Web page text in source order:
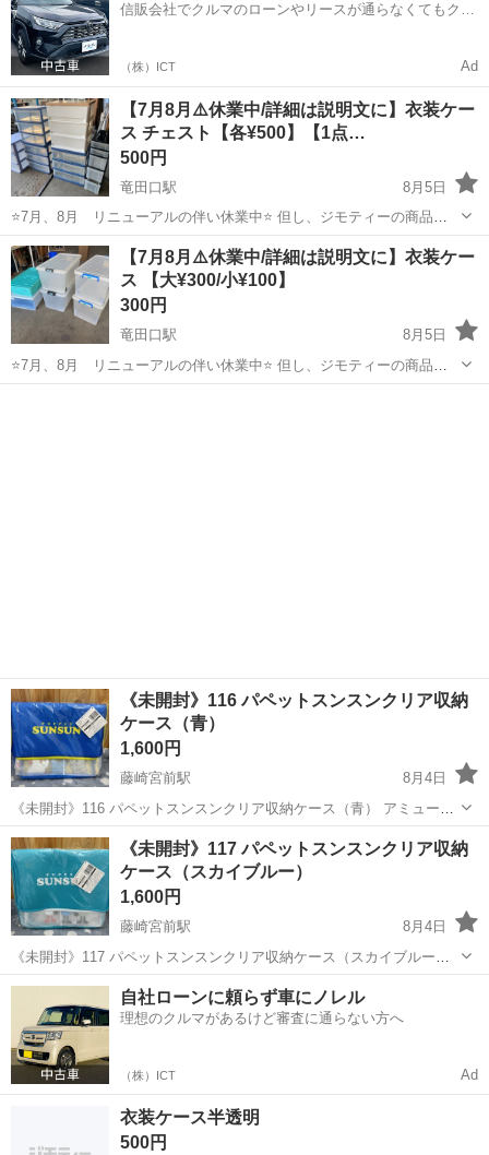
信販会社でクルマのローンやリースが通らなくてもクル
（株）ICT Ad
【7月8月⚠️休業中/詳細は説明文に】衣装ケー
ス チェスト【各¥500】【1点…
500円
竜田口駅
8月5日
⭐️7月、8月 リニューアルの伴い休業中⭐️ 但し、ジモティーの商品の
みご購入可能となります❗️ 画面をスタッフにご提示をお願い致します✨
※次回完全定休日 ➡︎ 9日※ ⋆┈┈┈┈┈┈┈┈┈┈┈┈┈┈┈┈┈┈┈┈┈⋆...
熊本 熊本市 竜田口駅 収納家具 店舗
【7月8月⚠️休業中/詳細は説明文に】衣装ケー
ス 【大¥300/小¥100】
300円
竜田口駅
8月5日
⭐️7月、8月 リニューアルの伴い休業中⭐️ 但し、ジモティーの商品の
みご購入可能となります❗️ 画面をスタッフにご提示をお願い致します✨
《未開封》116 パペットスンスンクリア収納
ケース（青）
1,600円
藤崎宮前駅
8月4日
《未開封》116 パペットスンスンクリア収納ケース（青） アミューズ
メントにて 獲得時の割れ、溶け、 パッケージに破損等があるかもしれ
ません。 ご理解いただける方のみお願い致します。 お取引のお日にち
や、時間はご相談下...
熊本 熊本市 藤崎宮前駅 収納家具
《未開封》117 パペットスンスンクリア収納
ケース（スカイブルー）
1,600円
藤崎宮前駅
8月4日
《未開封》117 パペットスンスンクリア収納ケース（スカイブルー）
アミューズメントにて 獲得時の割れ、溶け、 パッケージに破損等があ
るかもしれません。 ご理解いただける方のみお願い致します。 お取引
のお日にちや、時間は...
熊本 熊本市 藤崎宮前駅 収納家具
自社ローンに頼らず車にノレル
理想のクルマがあるけど審査に通らない方へ
（株）ICT Ad
衣装ケース半透明
500円